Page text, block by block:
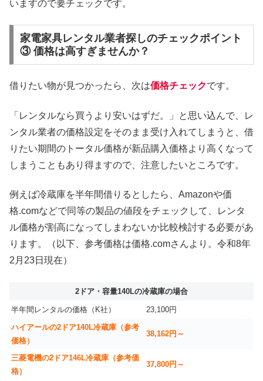
いますので要チェックです。
家電家具レンタル業者探しのチェックポイント
③ 価格は高すぎませんか？
借りたい物が見つかったら、次は価格チェックです。
「レンタルなら買うより安いはずだ。」と思い込んで、レ
ンタル業者の価格設定をそのまま受け入れてしまうと、借
りたい期間のトータル価格が新品購入価格より高くなって
しまうこともあり得ますので、注意したいところです。
例えば冷蔵庫を半年間借りるとしたら、Amazonや価
格.comなどで同等の製品の値段をチェックして、レンタ
ル価格が割高になってしまわないか比較検討する必要があ
ります。（以下、参考価格は価格.comさんより。令和8年
2月23日現在）
2ドア・容量140Lの冷蔵庫の場合
半年間レンタルの価格（K社）
23,100円
ハイアールの2ドア140L冷蔵庫（参考
価格）
38,162円～
三菱電機の2ドア146L冷蔵庫（参考価
格）
37,800円～